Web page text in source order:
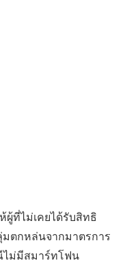
ผู้ที่ไม่เคยได้รับสิทธิ
มตกหล่นจากมาตรการ
ไม่มีสมาร์ทโฟน